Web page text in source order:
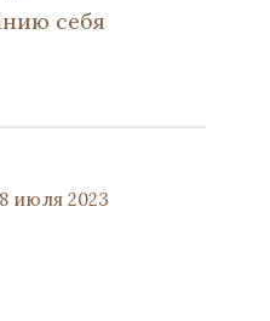
себя
июля 2023